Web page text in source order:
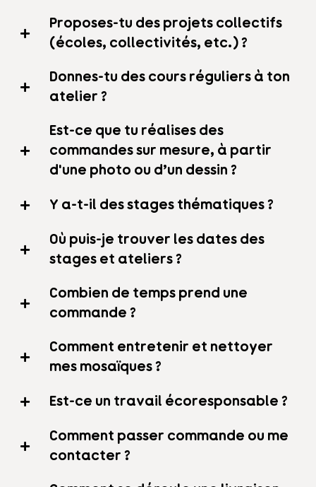
Proposes-tu des projets collectifs
(écoles, collectivités, etc.) ?
Donnes-tu des cours réguliers à ton
atelier ?
Est-ce que tu réalises des
commandes sur mesure, à partir
d'une photo ou d’un dessin ?
Y a-t-il des stages thématiques ?
Où puis-je trouver les dates des
stages et ateliers ?
Combien de temps prend une
commande ?
Comment entretenir et nettoyer
mes mosaïques ?
Est-ce un travail écoresponsable ?
Comment passer commande ou me
contacter ?